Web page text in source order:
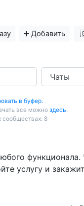
➕ Добавить
в буфер.
все можно здесь.
8
функционала.
услугу и